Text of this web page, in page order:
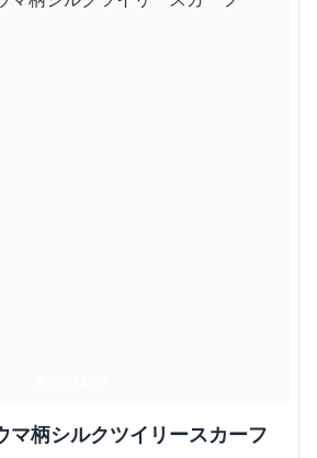
マ柄シルクツイリースカーフ